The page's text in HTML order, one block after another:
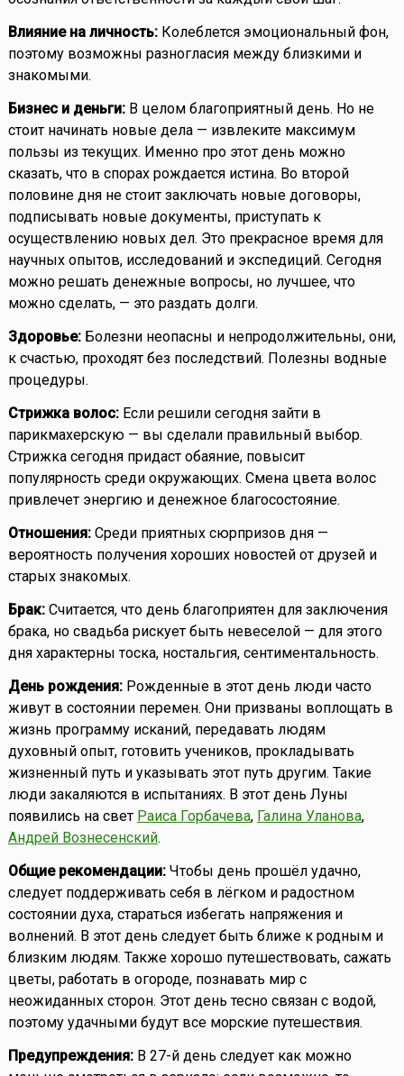
Влияние на личность:Колеблется эмоциональный фон,
поэтому возможны разногласия между близкими и
знакомыми.
Бизнес и деньги:В целом благоприятный день. Но не
стоит начинать новые дела — извлеките максимум
пользы из текущих. Именно про этот день можно
сказать, что в спорах рождается истина. Во второй
половине дня не стоит заключать новые договоры,
подписывать новые документы, приступать к
осуществлению новых дел. Это прекрасное время для
научных опытов, исследований и экспедиций. Сегодня
можно решать денежные вопросы, но лучшее, что
можно сделать, — это раздать долги.
Здоровье:Болезни неопасны и непродолжительны, они,
к счастью, проходят без последствий. Полезны водные
процедуры.
Стрижка волос:Если решили сегодня зайти в
парикмахерскую — вы сделали правильный выбор.
Стрижка сегодня придаст обаяние, повысит
популярность среди окружающих. Смена цвета волос
привлечет энергию и денежное благосостояние.
Отношения:Среди приятных сюрпризов дня —
вероятность получения хороших новостей от друзей и
старых знакомых.
Брак:Считается, что день благоприятен для заключения
брака, но свадьба рискует быть невеселой — для этого
дня характерны тоска, ностальгия, сентиментальность.
День рождения:Рожденные в этот день люди часто
живут в состоянии перемен. Они призваны воплощать в
жизнь программу исканий, передавать людям
духовный опыт, готовить учеников, прокладывать
жизненный путь и указывать этот путь другим. Такие
люди закаляются в испытаниях. В этот день Луны
появились на свет Раиса Горбачева, Галина Уланова,
Андрей Вознесенский.
Общие рекомендации:Чтобы день прошёл удачно,
следует поддерживать себя в лёгком и радостном
состоянии духа, стараться избегать напряжения и
волнений. В этот день следует быть ближе к родным и
близким людям. Также хорошо путешествовать, сажать
цветы, работать в огороде, познавать мир с
неожиданных сторон. Этот день тесно связан с водой,
поэтому удачными будут все морские путешествия.
Предупреждения:В 27-й день следует как можно